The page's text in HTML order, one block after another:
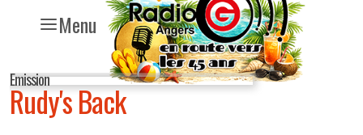
Menu
Emission
Rudy's Back